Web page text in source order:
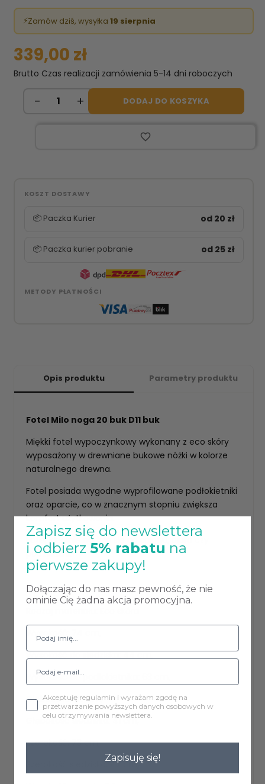
⚡Zamów dziś, wysyłka 19 sierpnia
339,00 zł
Brutto Czas realizacji zamówienia 5-14 dni roboczych
DODAJ DO KOSZYKA
favorite_border
KOSZT DOSTAWY
📦 Paczka Kurier od 20 zł
📦 Paczka kurier pobranie od 25 zł
METODY PŁATNOŚCI
Opis produktu Parametry produktu
Fotel Milo noga 20 buk D11 buk
Miękki fotel wypoczynkowy wykonany z eco skóry
wyposażony w drewniane bukowe nóżki w kolorze
naturalnego drewna.
Fotel posiada wygodne wyprofilowane podłokietniki
oraz oparcie, co w znacznym stopniu zwiększa
komfort użytkowania.
Fotel idealnie nadaje się do salonu, biura czy
poczekalni.
Dane techniczne:
Wysokość: 74 cm,
Wysokość do siedziska: 44 cm,
Wysokość do podłokietnika: 63 cm,
Głębokość: 60 cm,
Głębokość siedziska: 41 cm,
Szerokość: 73 cm,
Szerokość siedziska: 42 cm,
Zapisz się do newslettera
i odbierz 5% rabatu na
pierwsze zakupy!
Dołączając do nas masz pewność, że nie
ominie Cię żadna akcja promocyjna.
Akceptuję regulamin i wyrażam zgodę na
przetwarzanie powyższych danych osobowych w
celu otrzymywania newslettera.
Zapisuję się!